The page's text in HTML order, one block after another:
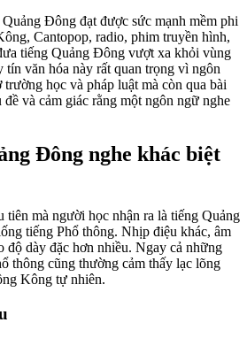
Đông đạt được sức mạnh mềm phi
Cantopop, radio, phim truyền hình,
tiếng Quảng Đông vượt xa khỏi vùng
tín văn hóa này rất quan trọng vì ngôn
học và pháp luật mà còn qua bài
và cảm giác rằng một ngôn ngữ nghe
Đông nghe khác biệt
tiên mà người học nhận ra là tiếng Quảng
tiếng Phổ thông. Nhịp điệu khác, âm
độ dày đặc hơn nhiều. Ngay cả những
thông cũng thường cảm thấy lạc lõng
Kông tự nhiên.